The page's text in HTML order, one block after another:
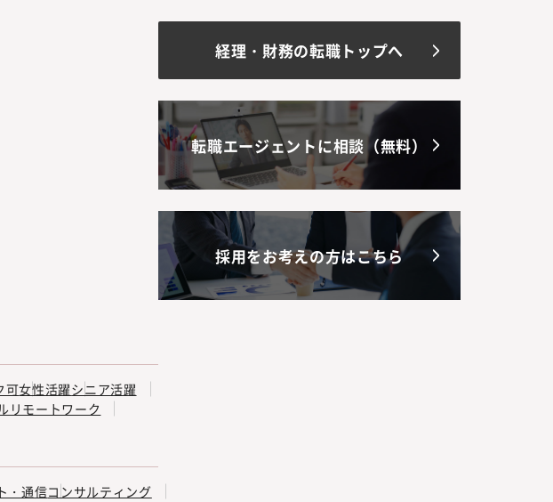
経理・財務の転職トップへ
転職エージェントに相談（無料）
採用をお考えの方はこちら
可女性活躍シニア活躍
リモートワーク
・通信コンサルティング